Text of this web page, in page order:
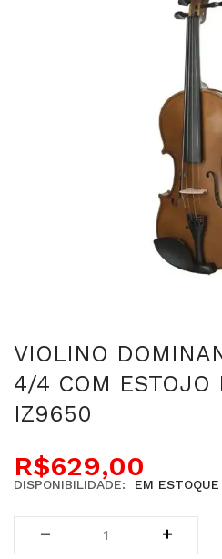
VIOLINO
4/4 COM ESTOJO
IZ9650
R$629,00
DISPONIBILIDADE: EM ESTOQUE